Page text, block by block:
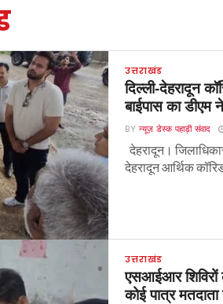
उत्तराखंड
दिल्ली-देहरादून
बाईपास का डीएम
BYन्यूज़ डेस्क पहाड़ी संवाद
देहरादून।
देहरादून आर्थिक
उत्तराखंड
एसआईआर शिविरों
कोई पात्र